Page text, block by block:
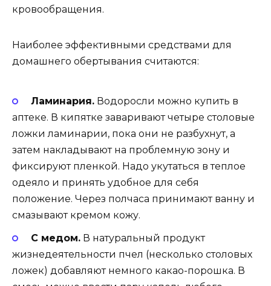
кровообращения.
Наиболее эффективными средствами для
домашнего обертывания считаются:
Ламинария.Водоросли можно купить в
аптеке. В кипятке заваривают четыре столовые
ложки ламинарии, пока они не разбухнут, а
затем накладывают на проблемную зону и
фиксируют пленкой. Надо укутаться в теплое
одеяло и принять удобное для себя
положение. Через полчаса принимают ванну и
смазывают кремом кожу.
С медом.В натуральный продукт
жизнедеятельности пчел (несколько столовых
ложек) добавляют немного какао-порошка. В